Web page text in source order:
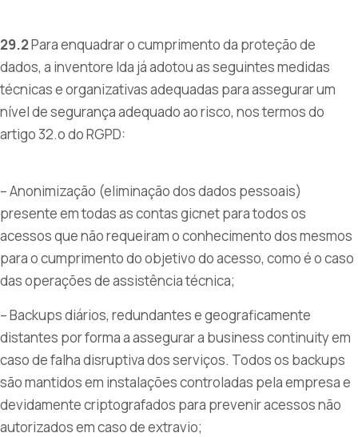
29.2Para enquadrar o cumprimento da proteção de
dados, a inventore lda já adotou as seguintes medidas
técnicas e organizativas adequadas para assegurar um
nível de segurança adequado ao risco, nos termos do
artigo 32.o do RGPD:
– Anonimização (eliminação dos dados pessoais)
presente em todas as contas gicnet para todos os
acessos que não requeiram o conhecimento dos mesmos
para o cumprimento do objetivo do acesso, como é o caso
das operações de assistência técnica;
– Backups diários, redundantes e geograficamente
distantes por forma a assegurar a business continuity em
caso de falha disruptiva dos serviços. Todos os backups
são mantidos em instalações controladas pela empresa e
devidamente criptografados para prevenir acessos não
autorizados em caso de extravio;